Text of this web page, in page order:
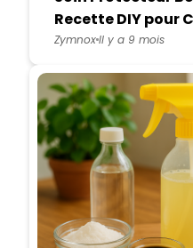
Recette DIY pour
Durable
ZymnoxIl y a 9 mois